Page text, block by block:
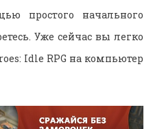
простого начального
Уже сейчас вы легко
Idle RPG на компьютер